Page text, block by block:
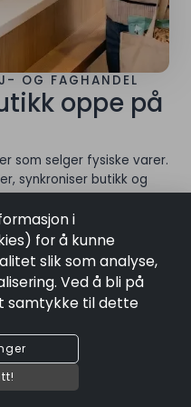
OG FAGHANDEL
oppe på
som selger fysiske varer.
synkroniser butikk og
kampanjer og
Du får full kontroll fra
systemer.
automatisk
og nettbutikk
15-25%
TILBUD
i
for å kunne
slik som analyse,
Ved å bli på
samtykke til dette